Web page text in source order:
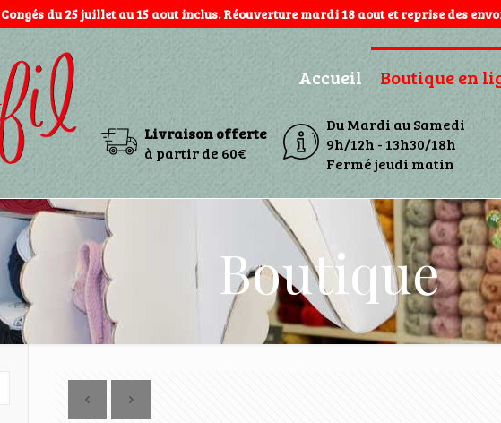
Congés du 25 juillet au 15 aout inclus. Réouverture mardi 18 aout et reprise des
Accueil Boutique en
Livraison offerte
à partir de 60€
Du Mardi au Samedi
9h/12h - 13h30/18h
Fermé jeudi matin
Boutique